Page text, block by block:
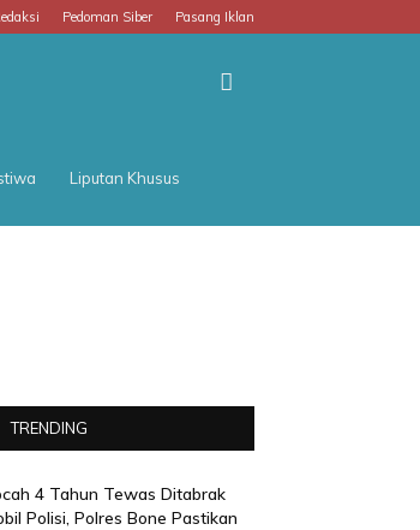
Pedoman Siber Pasang Iklan
Liputan Khusus
TRENDING
4 Tahun Tewas Ditabrak
Polisi, Polres Bone Pastikan